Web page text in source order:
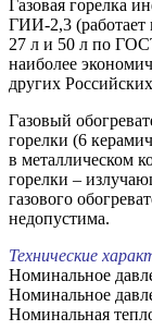
Газовая горелка
ГИИ-2,3 (работает
27 л и 50 л по
наиболее
других
Газовый
горелки (6
в металлическом
горелки –
газового
недопустима.
Технические
Номинальное
Номинальное
Номинальная